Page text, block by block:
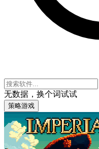
无数据，换个词试试
策略游戏